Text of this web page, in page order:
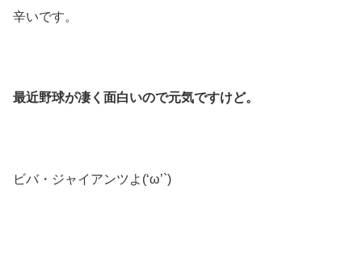
辛いです。
最近野球が凄く面白いので元気ですけど。
ビバ・ジャイアンツよ(‘ω’`)